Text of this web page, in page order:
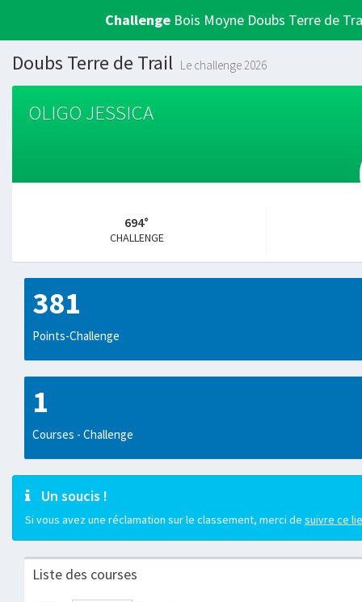
Challenge Bois Moyne Doubs Terre de
Doubs Terre de Trail Le challenge 2026
OLIGO JESSICA
694°
CHALLENGE
381
Points-Challenge
1
Courses - Challenge
Un soucis !
Si vous avez une réclamation sur le classement, merci de suivre ce
Liste des courses